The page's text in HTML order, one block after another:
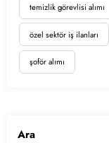
temizlik görevlisi alımı
özel sektör iş ilanları
şoför alımı
Ara